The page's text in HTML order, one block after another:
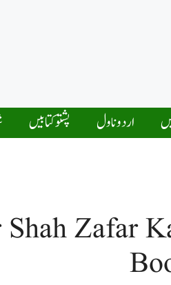
اردو ناول پشتو کتابیں
Zafar